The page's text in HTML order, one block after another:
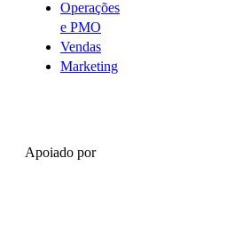
Operações
e PMO
Vendas
Marketing
Apoiado por